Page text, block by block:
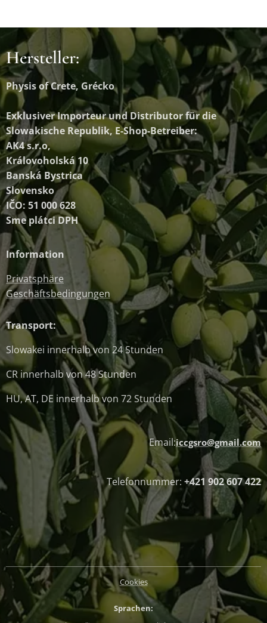
Hersteller:
Physis of Crete, Grécko
Exklusiver Importeur und Distributorfür die
Slowakische Republik, E-Shop-Betreiber:
AK4 s.r.o,
Královoholská 10
Banská Bystrica
Slovensko
IČO: 51 000 628
Sme plátci DPH
Information
Privatsphäre
Geschäftsbedingungen
Transport:
Slowakei innerhalb von 24 Stunden
CR innerhalb von 48 Stunden
HU, AT, DE innerhalb von 72 Stunden
Email:iccgsro@gmail.com
Telefonnummer: +421 902 607 422
Cookies
Sprachen